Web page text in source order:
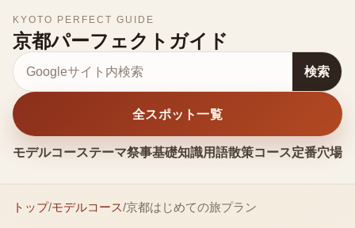
KYOTO PERFECT GUIDE
京都パーフェクトガイド
モデルコーステーマ祭事基礎知識用語散策コース定番穴場
サイト内検索
検索
全スポット一覧
トップ/モデルコース/京都はじめての旅プラン